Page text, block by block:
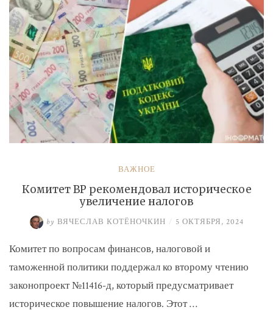
ВАЖНОЕ
Комитет ВР рекомендовал историческое
увеличение налогов
by ВЯЧЕСЛАВ КОТЁНОЧКИН / 5 ОКТЯБРЯ, 2024
Комитет по вопросам финансов, налоговой и
таможенной политики поддержал ко второму чтению
законопроект №11416-д, который предусматривает
историческое повышение налогов. Этот …